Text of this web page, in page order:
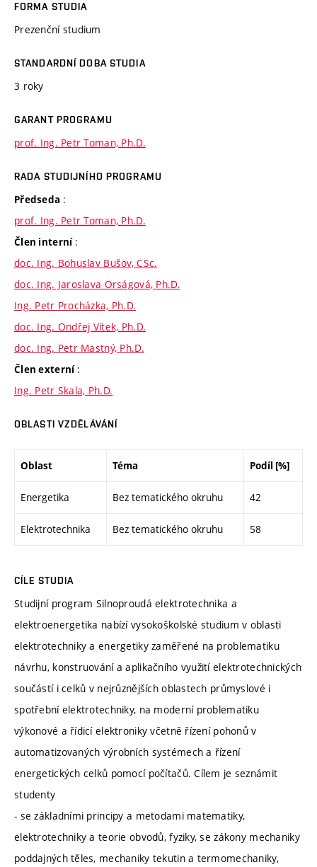
FORMA STUDIA
Prezenční studium
STANDARDNÍ DOBA STUDIA
3 roky
GARANT PROGRAMU
prof. Ing. Petr Toman, Ph.D.
RADA STUDIJNÍHO PROGRAMU
Předseda :
prof. Ing. Petr Toman, Ph.D.
Člen interní :
doc. Ing. Bohuslav Bušov, CSc.
doc. Ing. Jaroslava Orságová, Ph.D.
Ing. Petr Procházka, Ph.D.
doc. Ing. Ondřej Vítek, Ph.D.
doc. Ing. Petr Mastný, Ph.D.
Člen externí :
Ing. Petr Skala, Ph.D.
OBLASTI VZDĚLÁVÁNÍ
Oblast Téma Podíl [%]
Energetika Bez tematického okruhu 42
Elektrotechnika Bez tematického okruhu 58
CÍLE STUDIA
Studijní program Silnoproudá elektrotechnika a
elektroenergetika nabízí vysokoškolské studium v oblasti
elektrotechniky a energetiky zaměřené na problematiku
návrhu, konstruování a aplikačního využití elektrotechnických
součástí i celků v nejrůznějších oblastech průmyslové i
spotřební elektrotechniky, na moderní problematiku
výkonové a řídicí elektroniky včetně řízení pohonů v
automatizovaných výrobních systémech a řízení
energetických celků pomocí počítačů. Cílem je seznámit
studenty
- se základními principy a metodami matematiky,
elektrotechniky a teorie obvodů, fyziky, se zákony mechaniky
poddajných těles, mechaniky tekutin a termomechaniky,